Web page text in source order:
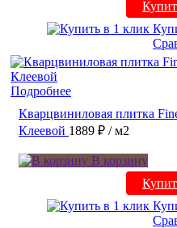
Подробнее
Кварцвиниловая плитка
Клеевой 1889 ₽ / м2
В корзину